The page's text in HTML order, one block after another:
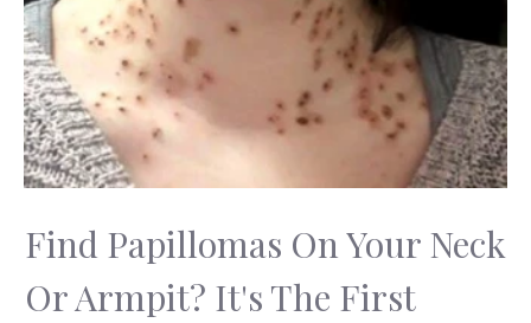
Find Papillomas On Your Neck
Or Armpit? It's The First